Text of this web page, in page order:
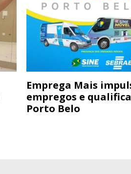
Emprega Mais
empregos e
Porto Belo